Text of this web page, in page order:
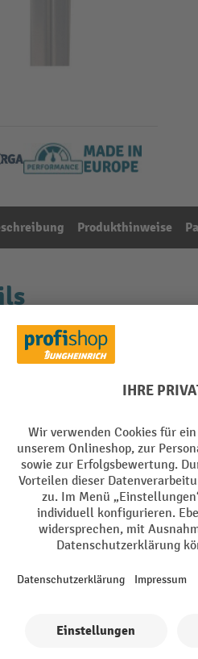
Produkthinweise
Fachbodenregal mit
Aus der Kategorie:
Made in Europe
ja